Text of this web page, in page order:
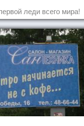
леди всего мира!